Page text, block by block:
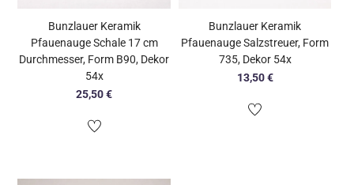
Bunzlauer Keramik
Pfauenauge Schale 17 cm
Durchmesser, Form B90, Dekor
54x
25,50€
Bunzlauer Keramik
Pfauenauge Salzstreuer, Form
735, Dekor 54x
13,50€